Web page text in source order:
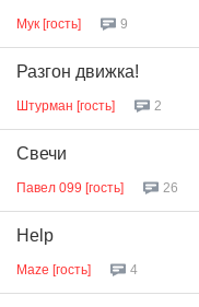
Мук [гость] 9
Разгон движка!
Штурман [гость] 2
Свечи
Павел 099 [гость] 26
Help
Maze [гость] 4